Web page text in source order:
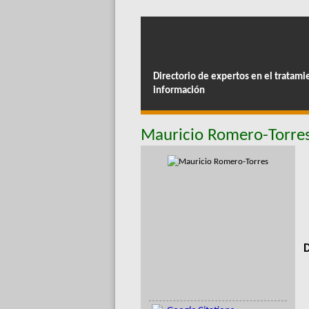
Directorio de expertos en el
información
Mauricio Romero-